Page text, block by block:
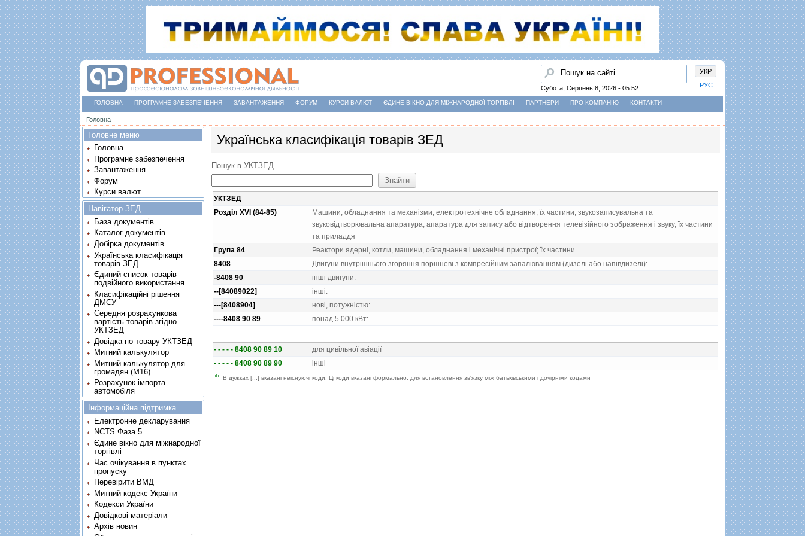
УКР
РУС
Пошук
Субота, Серпень 8, 2026 - 05:52
ГОЛОВНА ПРОГРАМНЕ ЗАБЕЗПЕЧЕННЯ ЗАВАНТАЖЕННЯ ФОРУМ КУРСИ ВАЛЮТ ЄДИНЕ ВІКНО ДЛЯ МІЖНАРОДНОЇ ТОРГІВЛІ ПАРТНЕРИ ПРО КОМПАНІЮ КОНТАКТИ
Ви є тут
Головна
Українська класифікація товарів ЗЕД
Пошук в УКТЗЕД
УКТЗЕД
Розділ XVI (84-85)
Машини, обладнання та механiзми; електротехнiчне обладнання; їх частини; звукозаписувальна та
звуковiдтворювальна апаратура, апаратура для запису або вiдтворення телевiзiйного зображення i звуку, їх частини
та приладдя
Група 84
Реактори ядернi, котли, машини, обладнання i механiчнi пристрої; їх частини
8408
Двигуни внутрiшнього згоряння поршневi з компресiйним запалюванням (дизелi або напiвдизелi):
-8408 90
iншi двигуни:
--[84089022]
iншi:
---[8408904]
новi, потужнiстю:
----8408 90 89
понад 5 000 кВт:
- - - - - 8408 90 89 10
для цивiльної авiацiї
- - - - - 8408 90 89 90
iншi
В дужках [...] вказані неіснуючі коди. Ці коди вказані формально, для встановлення зв'язку між батьківськими і дочірніми кодами
Головне меню
Головна
Програмне забезпечення
Завантаження
Форум
Курси валют
Навігатор ЗЕД
База документів
Каталог документів
Добірка документів
Українська класифікація
товарів ЗЕД
Єдиний список товарів
подвійного використання
Класифікаційні рішення
ДМСУ
Середня розрахункова
вартість товарів згідно
УКТЗЕД
Довідка по товару УКТЗЕД
Митний калькулятор
Митний калькулятор для
громадян (М16)
Розрахунок імпорта
автомобіля
Інформаційна підтримка
Електронне декларування
NCTS Фаза 5
Єдине вікно для міжнародної
торгівлі
Час очікування в пунктах
пропуску
Перевірити ВМД
Митний кодекс України
Кодекси України
Довідкові матеріали
Архів новин